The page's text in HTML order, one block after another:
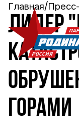
Главная
ЛИДЕР
ГОРАМИ